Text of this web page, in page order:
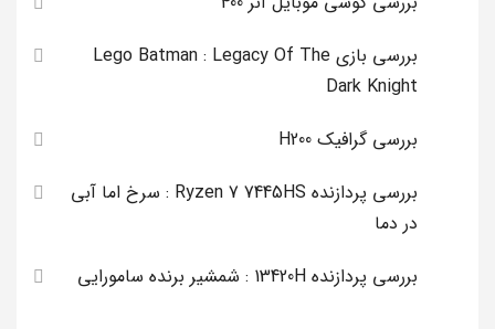
بررسی بازی Lego Batman : Legacy Of The
Dark Knight
بررسی گرافیک H200
بررسی پردازنده Ryzen 7 7445HS : سرخ اما آبی
در دما
بررسی پردازنده 13420H : شمشیر برنده سامورایی